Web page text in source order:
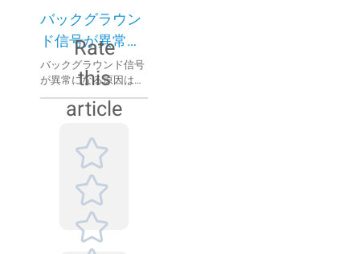
際に曲げられる度合い
を示す指標です。吸収
係数は、光が媒質を通
過する際にどれだけ吸
収されるかを示しま
す。
バックグラウン
ド信号が異常に
なる原因とその
対策
バックグラウンド信号
が異常になる原因は
様々です。その対策
は、まずサンプルセル
ー光源とレンズを検査
し、最後にアライメン
トシステムを検査する
ことです。
Rate
this
article